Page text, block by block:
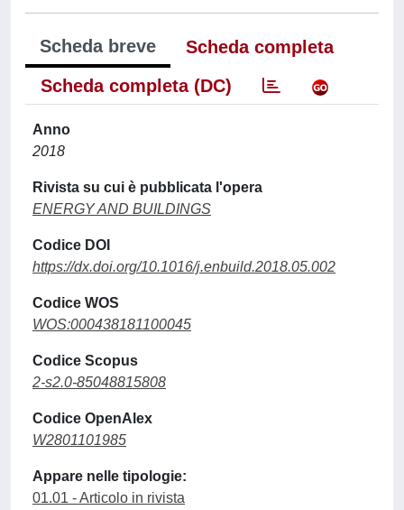
Scheda breve
Scheda completa
Scheda completa (DC)
Anno
2018
Rivista su cui è pubblicata l'opera
ENERGY AND BUILDINGS
Codice DOI
https://dx.doi.org/10.1016/j.enbuild.2018.05.002
Codice WOS
WOS:000438181100045
Codice Scopus
2-s2.0-85048815808
Codice OpenAlex
W2801101985
Appare nelle tipologie:
01.01 - Articolo in rivista